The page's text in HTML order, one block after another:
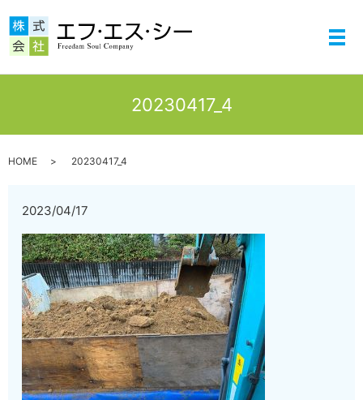
メ
20230417_4
HOME 20230417_4
2023/04/17